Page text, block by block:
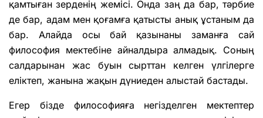
қамтыған зерденің жемісі. Онда заң да бар, тәрбие
де бар, адам мен қоғамға қатысты анық ұстаным да
бар. Алайда осы бай қазынаны заманға сай
философия мектебіне айналдыра алмадық. Соның
салдарынан жас буын сырттан келген үлгілерге
еліктеп, жанына жақын дүниеден алыстай бастады.
Егер бізде философияға негізделген мектептер